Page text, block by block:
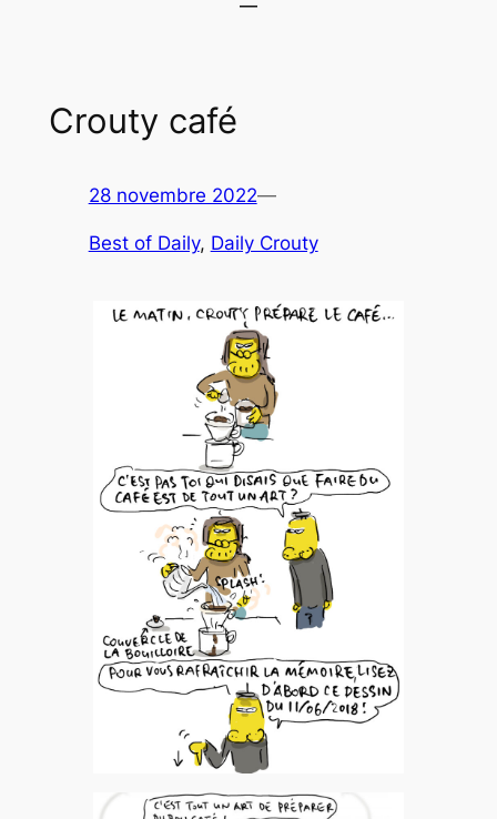
Crouty café
28 novembre 2022—
Best of Daily, Daily Crouty